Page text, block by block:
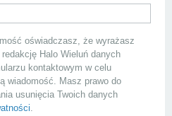
oświadczasz, że wyrażasz
Halo Wieluń danych
kontaktowym w celu
wiadomość. Masz prawo do
usunięcia Twoich danych
.